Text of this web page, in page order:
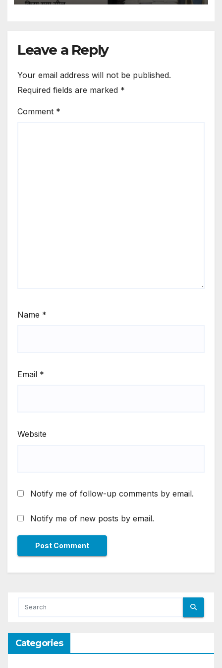
Stone Dust Is Being Mixed
Leave a Reply
Your email address will not be published.
Required fields are marked *
Comment *
Name *
Email *
Website
Notify me of follow-up comments by email.
Notify me of new posts by email.
Categories